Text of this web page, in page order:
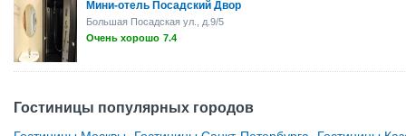
Мини-отель Посадский Двор
Большая Посадская ул., д.9/5
Очень хорошо 7.4
Гостиницы популярных городов